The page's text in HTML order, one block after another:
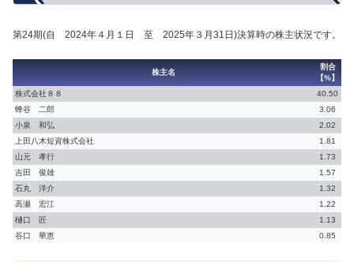
第24期(自 2024年４月１日 至 2025年３月31日)決算時の株主状況です。
株主名
割合
【%】
株式会社８８
40.50
蜂谷 二郎
3.06
小泉 和弘
2.02
上田八木短資株式会社
1.81
山元 孝行
1.73
吉田 俊雄
1.57
石丸 洋介
1.32
高瀬 宏江
1.22
樋口 匠
1.13
谷口 華恵
0.85